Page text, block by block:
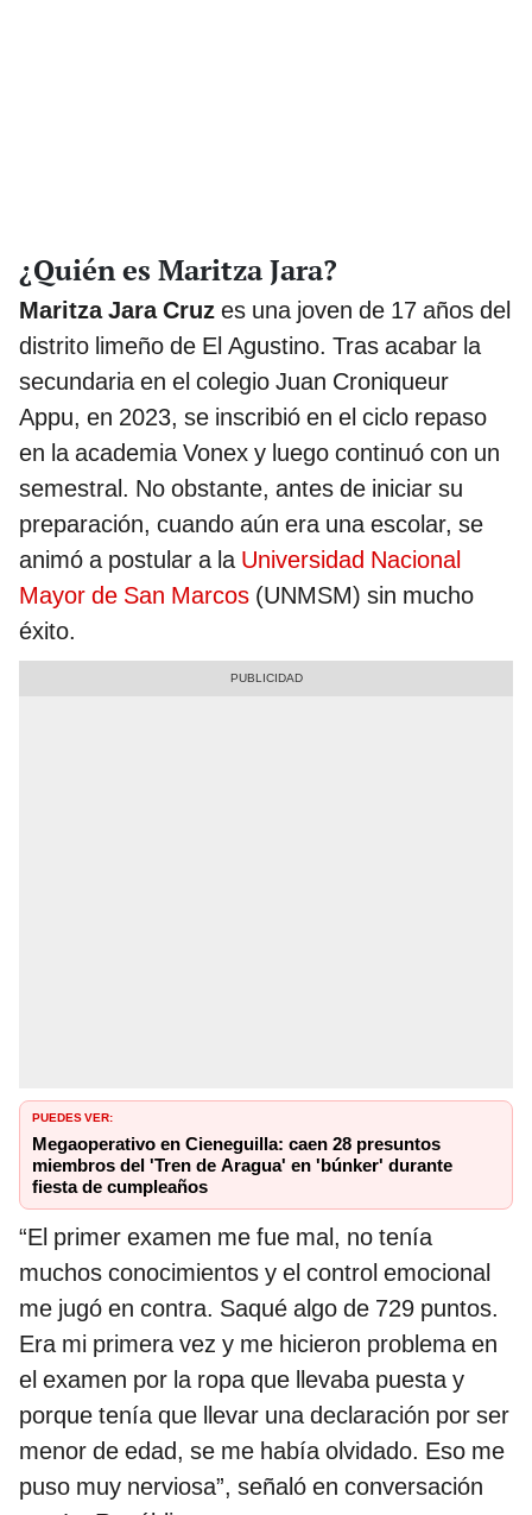
¿Quién es Maritza Jara?
Maritza Jara Cruz es una joven de 17 años del
distrito limeño de El Agustino. Tras acabar la
secundaria en el colegio Juan Croniqueur
Appu, en 2023, se inscribió en el ciclo repaso
en la academia Vonex y luego continuó con un
semestral. No obstante, antes de iniciar su
preparación, cuando aún era una escolar, se
animó a postular a laUniversidad Nacional
Mayor de San Marcos (UNMSM) sin mucho
éxito.
PUEDES VER:
Megaoperativo en Cieneguilla: caen 28 presuntos
miembros del 'Tren de Aragua' en 'búnker' durante
fiesta de cumpleaños
“El primer examen me fue mal, no tenía
muchos conocimientos y el control emocional
me jugó en contra. Saqué algo de 729 puntos.
Era mi primera vez y me hicieron problema en
el examen por la ropa que llevaba puesta y
porque tenía que llevar una declaración por ser
menor de edad, se me había olvidado. Eso me
puso muy nerviosa”, señaló en conversación